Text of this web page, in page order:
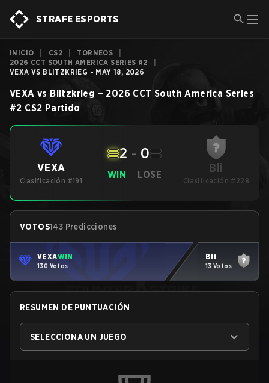
STRAFE ESPORTS
INICIO CS2 TORNEOS
2026 CCT SOUTH AMERICA SERIES #2
VEXA VS BLITZKRIEG - MAY 18, 2026
VEXA vs Blitzkrieg – 2026 CCT South America Series
#2 CS2 Partido
VEXA
Clasificación #191
WIN
2 - 0
LOSE Bli
Clasificación #228
VOTOS143 Predicciones
VEXAWIN
130 Votos
Bli
13 Votos
RESUMEN DE PUNTUACIÓN
SELECCIONA UN JUEGO